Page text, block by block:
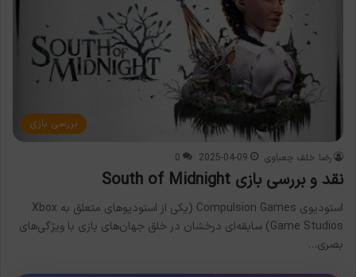
بررسی بازی
رضا خلف چعباوی 2025-04-09
0
نقد و بررسی بازی South of Midnight
استودیوی Compulsion Games (یکی از استودیوهای متعلق به Xbox
Game Studios) سابقه‌ای درخشان در خلق جهان‌های بازی با ویژگی‌های
بصری…